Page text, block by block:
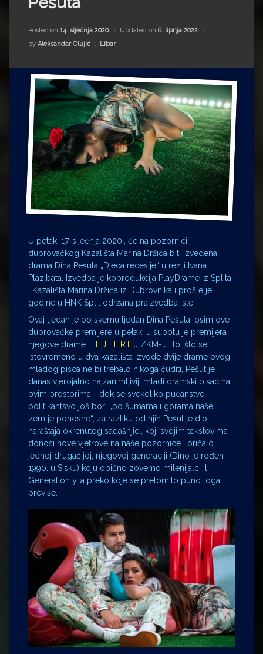
Impressum
Milenko Strižak
Drugi autori
Drugi autori
Ljiljana Lekanić-Kljaić
Željko Krznarić
Mario Lovreković
Miroslav Šantek
Posted on 14. siječnja 2020. Updated on 6. lipnja 2022.
by Aleksandar Olujić Kategorije:
Libar
U petak, 17. siječnja 2020., će na pozornici
dubrovačkog Kazališta Marina Držića biti izvedena
drama Dina Pešuta „Djeca recesije“ u režiji Ivana
Plazibata. Izvedba je koprodukcija PlayDrame iz Splita
i Kazališta Marina Držića iz Dubrovnika i prošle je
godine u HNK Split održana praizvedba iste.
Ovaj tjedan je po svemu tjedan Dina Pešuta, osim ove
dubrovačke premijere u petak, u subotu je premijera
njegove drame H.E.J.T.E.R.I.
u ZKM-u. To, što se
istovremeno u dva kazališta izvode dvije drame ovog
mladog pisca ne bi trebalo nikoga čuditi, Pešut je
danas vjerojatno najzanimljiviji mladi dramski pisac na
ovim prostorima. I dok se svekoliko pučanstvo i
politikantsvo još bori „po šumama i gorama naše
zemlje ponosne“, za razliku od njih Pešut je dio
naraštaja okrenutog sadašnjici, koji svojim tekstovima
donosi nove vjetrove na naše pozornice i priča o
jednoj drugačijoj, njegovoj generaciji (Dino je rođen
1990. u Sisku) koju obično zovemo milenijalci ili
Generation y, a preko koje se prelomilo puno toga. I
previše.